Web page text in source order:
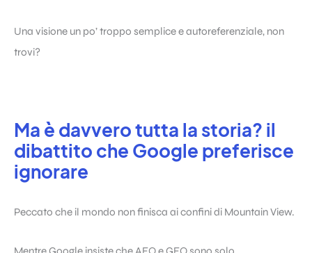
Una visione un po’ troppo semplice e autoreferenziale, non
trovi?
Ma è davvero tutta la storia? il
dibattito che Google preferisce
ignorare
Peccato che il mondo non finisca ai confini di Mountain View.